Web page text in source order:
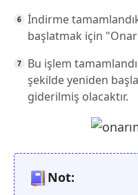
İndirme
başlatmak için
Bu işlem
şekilde yeniden
giderilmiş olacaktır.
Not: